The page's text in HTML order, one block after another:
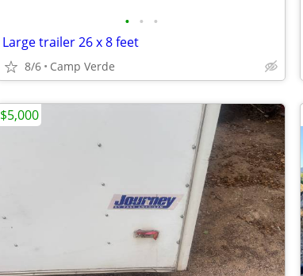
• • •
Large trailer 26 x 8 feet
8/6 Camp Verde
$5,000